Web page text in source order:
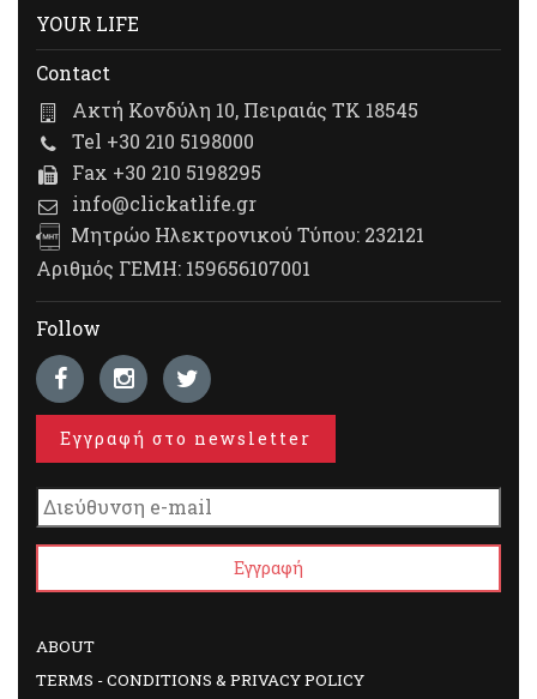
YOUR LIFE
Contact
Ακτή Κονδύλη 10, Πειραιάς ΤΚ 18545
Tel +30 210 5198000
Fax +30 210 5198295
info@clickatlife.gr
Μητρώο Ηλεκτρονικού Τύπου: 232121
Αριθμός ΓΕΜΗ: 159656107001
Follow
Εγγραφή στο newsletter
ABOUT
TERMS - CONDITIONS & PRIVACY POLICY